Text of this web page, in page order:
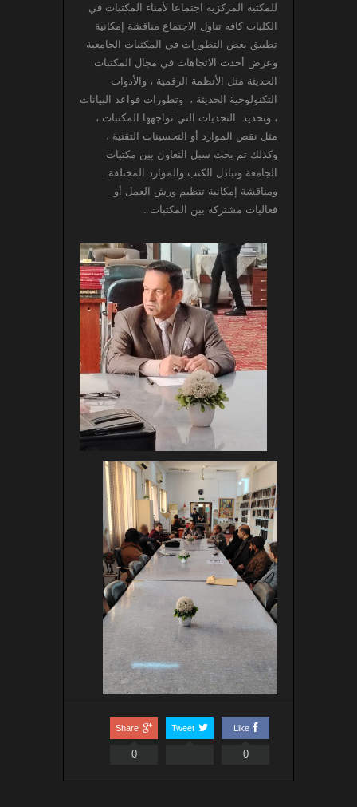
للمكتبة المركزية اجتماعا لأمناء المكتبات في
الكليات كافه تناول الاجتماع مناقشة إمكانية
تطبيق بعض التطورات في المكتبات الجامعية
وعرض أحدث الاتجاهات في مجال المكتبات
الحديثة مثل الأنظمة الرقمية ، والأدوات
التكنولوجية الحديثة ، وتطورات قواعد البيانات
، وتحديد التحديات التي تواجهها المكتبات ،
مثل نقص الموارد أو التحسينات التقنية ،
وكذلك تم بحث سبل التعاون بين مكتبات
الجامعة وتبادل الكتب والموارد المختلفة .
ومناقشة إمكانية تنظيم ورش العمل أو
فعاليات مشتركة بين المكتبات .
Like
0
Tweet
Share
0